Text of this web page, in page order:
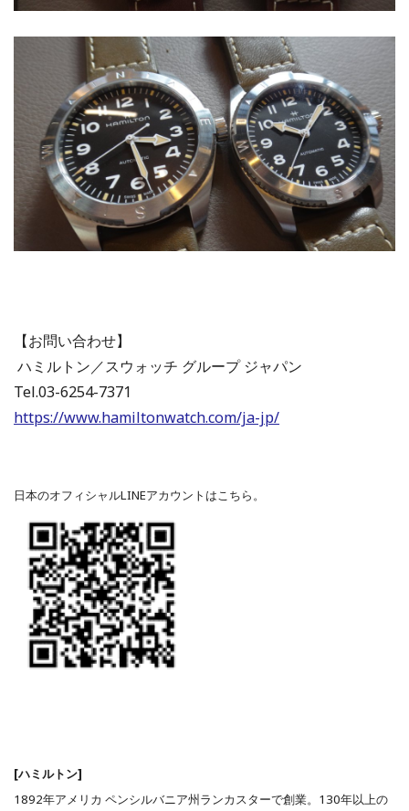
【お問い合わせ】
ハミルトン／スウォッチ グループ ジャパン
Tel.03-6254-7371
https://www.hamiltonwatch.com/ja-jp/
日本のオフィシャルLINEアカウントはこちら。
[ハミルトン]
1892年アメリカ ペンシルバニア州ランカスターで創業。130年以上の